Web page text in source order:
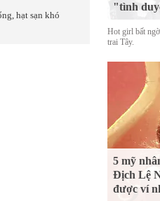
hạt sạn khó
"tình
Hot girl bất
trai Tây.
5 mỹ
Địch Lệ
được ví